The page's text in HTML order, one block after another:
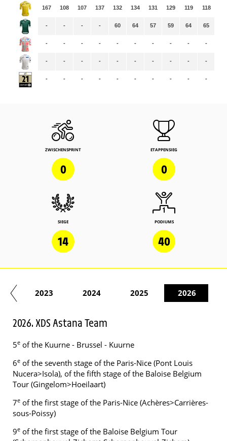
167
-
-
-
-
108
-
-
-
-
107
-
-
-
-
137
-
-
-
-
132
60
-
-
-
134
64
-
-
-
131
57
-
-
-
129
59
-
-
-
119
64
-
-
-
118
65
-
-
-
ZWISCHENSPRINT
0
ETAPPENSIEG
0
SIEGE
14
PODIUMS
40
2023 2024 2025 2026
2026. XDS Astana Team
5e of the Kuurne - Brussel - Kuurne
6e of the seventh stage of the Paris-Nice (Pont Louis
Nucera>Isola), of the fifth stage of the Baloise Belgium
Tour (Gingelom>Hoeilaart)
7e of the first stage of the Paris-Nice (Achères>Carrières-
sous-Poissy)
9e of the first stage of the Baloise Belgium Tour